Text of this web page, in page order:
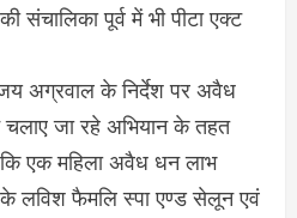
संचालिका पूर्व में भी पीटा एक्ट
अग्रवाल के निर्देश पर अवैध
चलाए जा रहे अभियान के तहत
एक महिला अवैध धन लाभ
लविश फैमलि स्पा एण्ड सेलून एवं